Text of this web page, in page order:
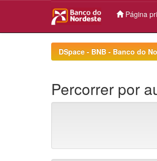
Página
DSpace - BNB - Banco do
Percorrer por